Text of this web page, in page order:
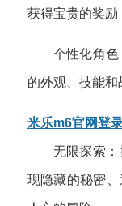
获得宝贵的奖励
个性化角色
的外观、技能和
米乐m6官网登
无限探索：
现隐藏的秘密